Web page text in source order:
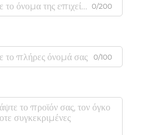
0/200
0/100